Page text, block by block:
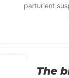
parturient
The